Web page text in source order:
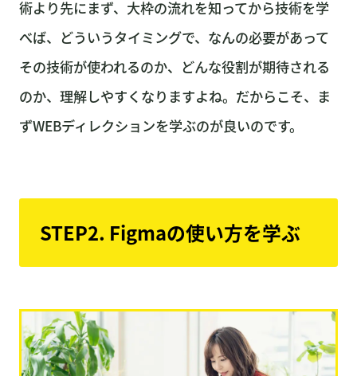
術より先にまず、大枠の流れを知ってから技術を学
べば、どういうタイミングで、なんの必要があって
その技術が使われるのか、どんな役割が期待される
のか、理解しやすくなりますよね。だからこそ、ま
ずWEBディレクションを学ぶのが良いのです。
STEP2. Figmaの使い方を学ぶ